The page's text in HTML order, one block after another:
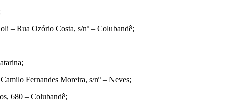
– Rua Ozório Costa, s/nº – Colubandê;
Fernandes Moreira, s/nº – Neves;
680 – Colubandê;